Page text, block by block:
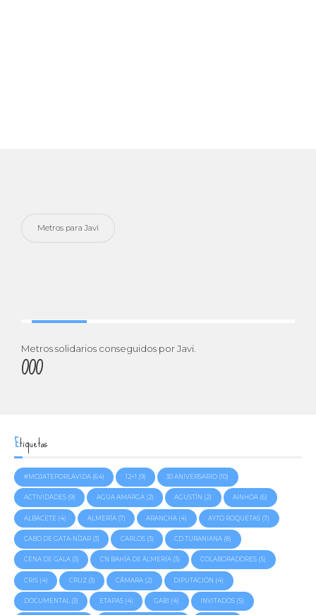
Metros para Javi
Metros solidarios conseguidos por Javi.
0
1
3
4
5
6
7
8
9
0
0
1
3
4
5
6
7
8
9
0
0
1
3
4
5
6
7
8
9
0
Etiquetas
#MOJATEPORLAVIDA(64) 12+1 (9) 30 ANIVERSARIO (10)
ACTIVIDADES(9) AGUA AMARGA(2) AGUSTÍN (2) AINHOA (6)
ALBACETE (4) ALMERÍA(7) ARANCHA (4) AYTO ROQUETAS (7)
CABO DE GATA-NÍJAR(3) CARLOS(3) CD TURANIANA (8)
CENA DE GALA(3) CN BAHÍA DE ALMERÍA(3) COLABORADORES (5)
CRIS(4) CRUZ(3) CÁMARA (2) DIPUTACIÓN (4)
DOCUMENTAL (3) ETAPAS(4) GABI (4) INVITADOS (5)